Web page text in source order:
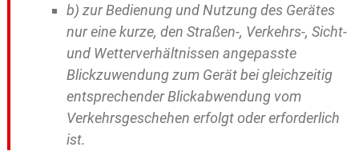
b) zur Bedienung und Nutzung des Gerätes
nur eine kurze, den Straßen-, Verkehrs-, Sicht-
und Wetterverhältnissen angepasste
Blickzuwendung zum Gerät bei gleichzeitig
entsprechender Blickabwendung vom
Verkehrsgeschehen erfolgt oder erforderlich
ist.